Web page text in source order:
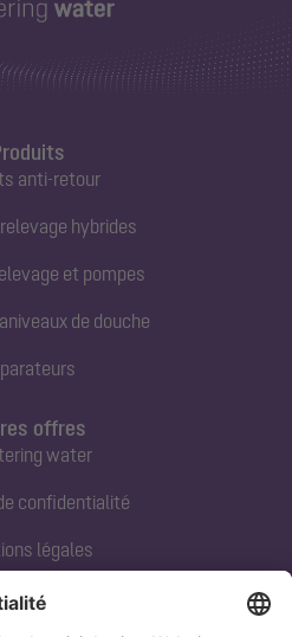
anti-retour
hybrides
et pompes
de douche
direct
offres
water
confidentialité
légales